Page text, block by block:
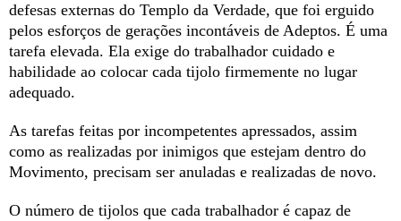
defesas externas do Templo da Verdade, que foi erguido
pelos esforços de gerações incontáveis de Adeptos. É uma
tarefa elevada. Ela exige do trabalhador cuidado e
habilidade ao colocar cada tijolo firmemente no lugar
adequado.
As tarefas feitas por incompetentes apressados, assim
como as realizadas por inimigos que estejam dentro do
Movimento, precisam ser anuladas e realizadas de novo.
O número de tijolos que cada trabalhador é capaz de